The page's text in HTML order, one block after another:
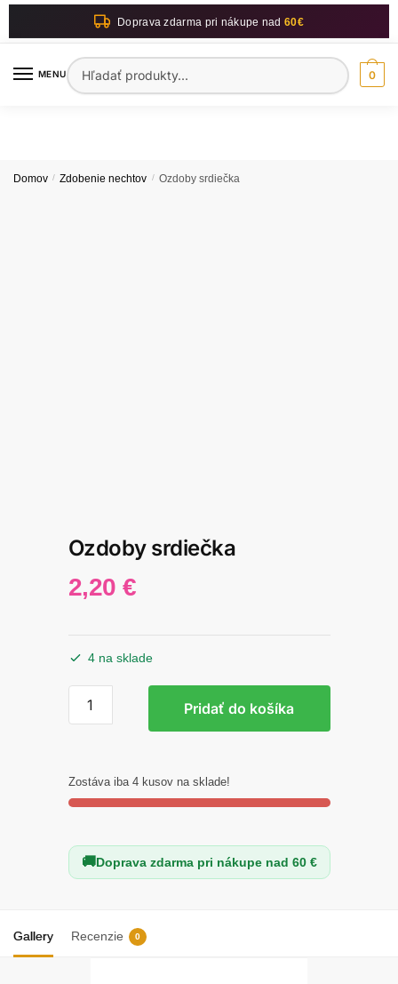
Skip
Skip
Doprava zdarma pri nákupe nad60€
MENUHľadať:
0
Domov / Zdobenie nechtov / Ozdoby srdiečka
Ozdoby srdiečka
2,20 €
4 na sklade
Pridať do košíka
Zostáva iba 4 kusov na sklade!
Doprava zdarma pri nákupe nad 60 €
Gallery Recenzie 0